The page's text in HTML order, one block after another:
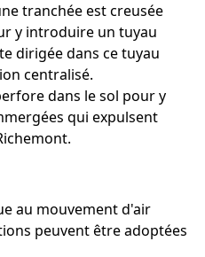
tranchée est creusée
y introduire un tuyau
dirigée dans ce tuyau
centralisé.
dans le sol pour y
qui expulsent
au mouvement d'air
peuvent être adoptées